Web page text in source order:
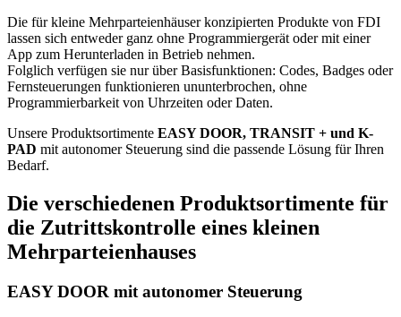
Die für kleine Mehrparteienhäuser konzipierten Produkte von FDI
lassen sich entweder ganz ohne Programmiergerät oder mit einer
App zum Herunterladen in Betrieb nehmen.
Folglich verfügen sie nur über Basisfunktionen: Codes, Badges oder
Fernsteuerungen funktionieren ununterbrochen, ohne
Programmierbarkeit von Uhrzeiten oder Daten.
Unsere Produktsortimente EASY DOOR, TRANSIT + und K-
PAD mit autonomer Steuerung sind die passende Lösung für Ihren
Bedarf.
Die verschiedenen Produktsortimente für
die Zutrittskontrolle eines kleinen
Mehrparteienhauses
EASY DOOR mit autonomer Steuerung